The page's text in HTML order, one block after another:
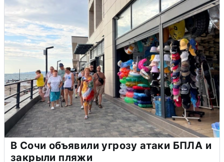
В Сочи объявили угрозу атаки БПЛА и
закрыли пляжи